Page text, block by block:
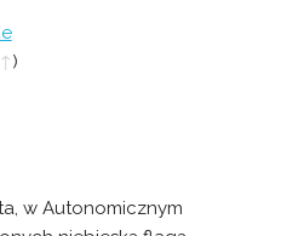
)
w Autonomicznym